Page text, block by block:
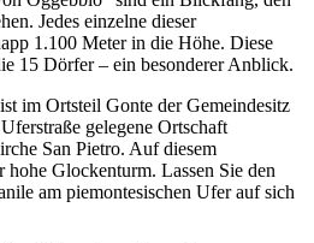
Jedes einzelne dieser
1.100 Meter in die Höhe. Diese
15 Dörfer – ein besonderer Anblick.
im Ortsteil Gonte der Gemeindesitz
gelegene Ortschaft
San Pietro. Auf diesem
hohe Glockenturm. Lassen Sie den
am piemontesischen Ufer auf sich